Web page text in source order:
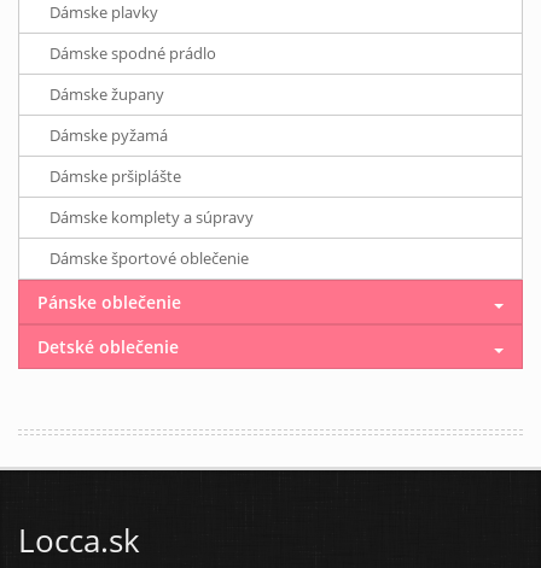
Dámske plavky
Dámske spodné prádlo
Dámske župany
Dámske pyžamá
Dámske pršiplášte
Dámske komplety a súpravy
Dámske športové oblečenie
Pánske oblečenie
Detské oblečenie
Locca.sk